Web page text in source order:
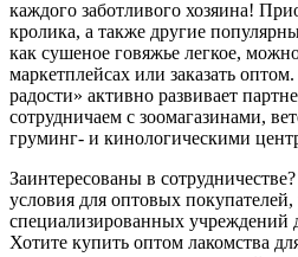
каждого заботливого хозяина!
кролика, а также другие
как сушеное говяжье легкое,
маркетплейсах или заказать
радости» активно развивает
сотрудничаем с зоомагазинами,
груминг- и кинологическими
Заинтересованы в
условия для оптовых
специализированных учреждений
Хотите купить оптом лакомства